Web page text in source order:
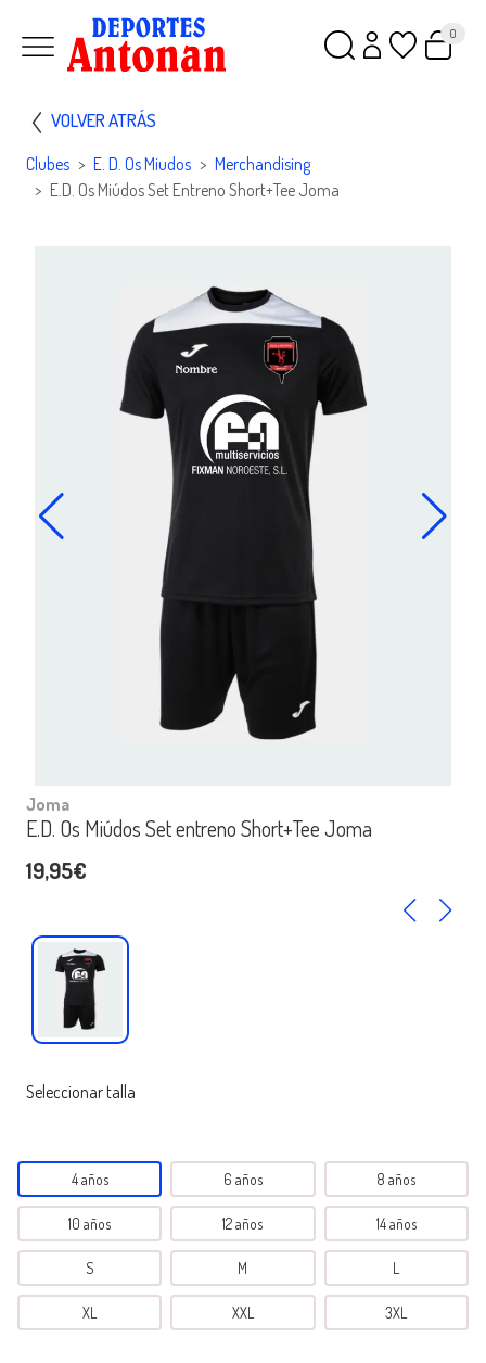
0
VOLVER ATRÁS
Clubes E. D. Os Miudos
Merchandising
E.D. Os Miúdos Set Entreno Short+Tee Joma
Joma
E.D. Os Miúdos Set entreno Short+Tee Joma
19,95€
Seleccionar talla
4 años 6 años 8 años
10 años 12 años 14 años
S M L
XL XXL 3XL